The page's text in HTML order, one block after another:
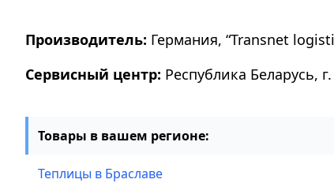
Производитель: Германия, “Transnet
Сервисный центр: Республика Беларусь,
Товары в вашем регионе:
Теплицы в Браславе